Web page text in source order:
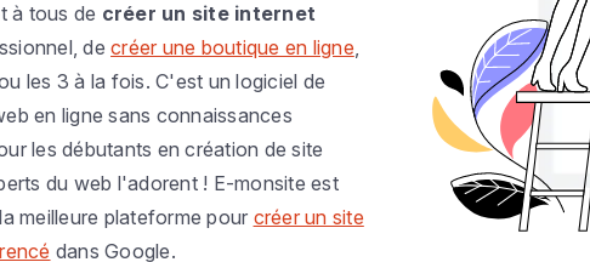
à tous de créer un site internet
decréer une boutique en ligne,
les 3 à la fois. C'est un logiciel de
en ligne sans connaissances
les débutants en création de site
du web l'adorent ! E-monsite est
meilleure plateforme pour créer un site
dans Google.